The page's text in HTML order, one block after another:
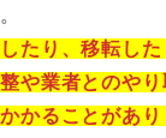
たり、移転し
や業者とのや
かることがあり